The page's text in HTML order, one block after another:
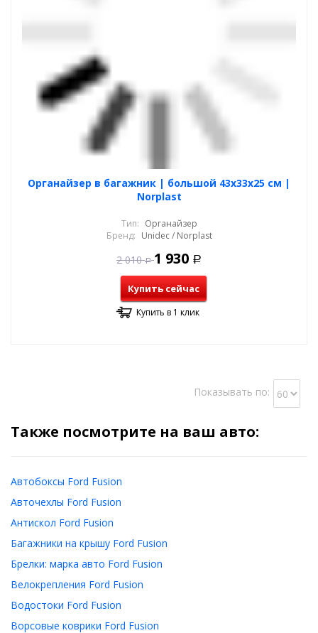
Органайзер в багажник | большой 43x33х25 см |
Norplast
Тип: Органайзер
Бренд: Unidec / Norplast
2 010 Р 1 930 Р
Купить сейчас
Купить в 1 клик
Показывать по:
Также посмотрите на ваш авто:
Автобоксы Ford Fusion
Авточехлы Ford Fusion
Антискол Ford Fusion
Багажники на крышу Ford Fusion
Брелки: марка авто Ford Fusion
Велокрепления Ford Fusion
Водостоки Ford Fusion
Ворсовые коврики Ford Fusion